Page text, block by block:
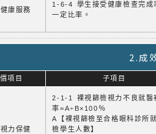
康服務
1-6-4 學生接受健康檢查完成
一定比率。
2.成
項目 子項目
力保健
2-1-1 裸視篩檢視力不良就醫
率=A÷B×100％
A【裸視篩檢至合格眼科診所
檢學生人數】